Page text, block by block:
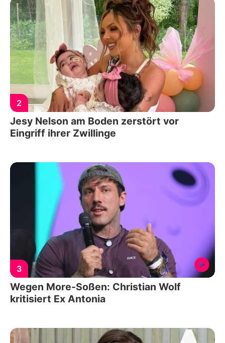
2
Jesy Nelson am Boden zerstört vor
Eingriff ihrer Zwillinge
3
Wegen More-Soßen: Christian Wolf
kritisiert Ex Antonia